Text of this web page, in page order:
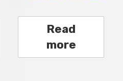
Read
more